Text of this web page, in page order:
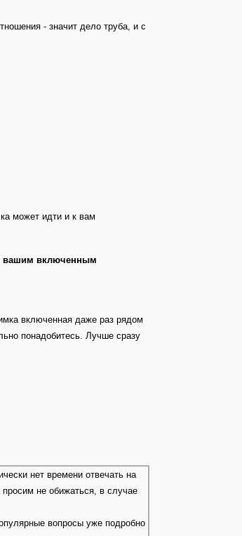
- значит дело труба, и с
может идти и к вам
вашим включенным
включенная даже раз рядом
понадобитесь. Лучше сразу
нет времени отвечать на
не обижаться, в случае
вопросы уже подробно